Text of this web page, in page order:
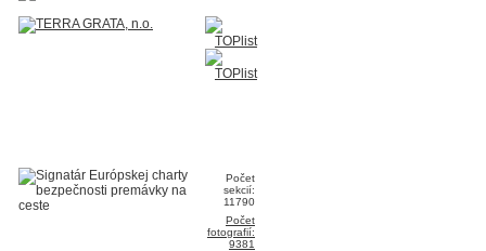
Počet
sekcií:
11790
Počet
fotografií:
9381